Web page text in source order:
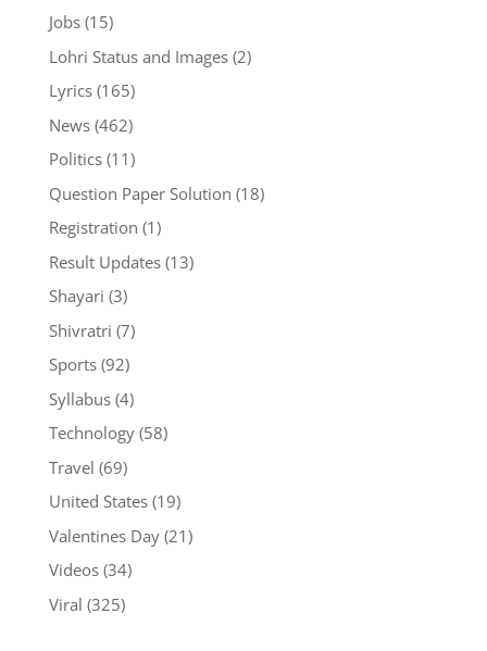
Jobs(15)
Lohri Status and Images(2)
Lyrics(165)
News(462)
Politics(11)
Question Paper Solution (18)
Registration (1)
Result Updates(13)
Shayari (3)
Shivratri (7)
Sports(92)
Syllabus(4)
Technology(58)
Travel (69)
United States(19)
Valentines Day(21)
Videos(34)
Viral (325)